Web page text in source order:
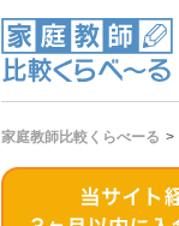
家庭教師比較くらべーる